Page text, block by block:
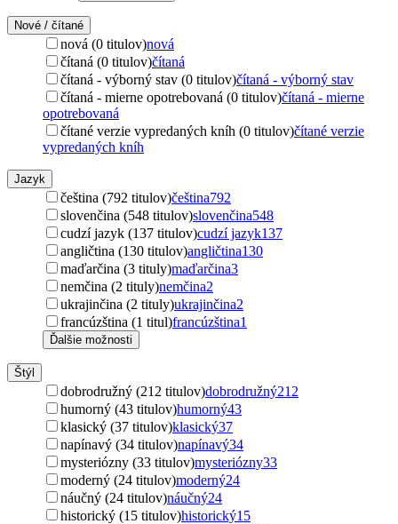
Nové / čítané
nová (0 titulov)nová
čítaná (0 titulov)čítaná
čítaná - výborný stav (0 titulov)čítaná - výborný stav
čítaná - mierne opotrebovaná (0 titulov)čítaná - mierne
opotrebovaná
čítané verzie vypredaných kníh (0 titulov)čítané verzie
vypredaných kníh
Jazyk
čeština (792 titulov)čeština792
slovenčina (548 titulov)slovenčina548
cudzí jazyk (137 titulov)cudzí jazyk137
angličtina (130 titulov)angličtina130
maďarčina (3 tituly)maďarčina3
nemčina (2 tituly)nemčina2
ukrajinčina (2 tituly)ukrajinčina2
francúzština (1 titul)francúzština1
Ďalšie možnosti
Štýl
dobrodružný (212 titulov)dobrodružný212
humorný (43 titulov)humorný43
klasický (37 titulov)klasický37
napínavý (34 titulov)napínavý34
mysteriózny (33 titulov)mysteriózny33
moderný (24 titulov)moderný24
náučný (24 titulov)náučný24
historický (15 titulov)historický15